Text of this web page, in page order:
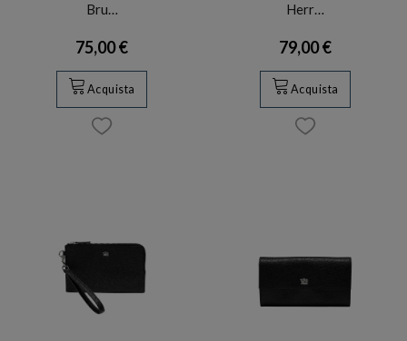
Bru…
75,00 €
Acquista
Herr…
79,00 €
Acquista